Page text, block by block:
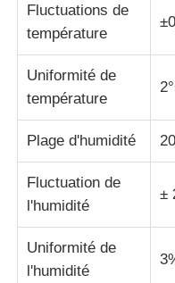
machine d'essai de
Contrôleur de la
appareil de contrôle
Fluctuations de
température
Uniformité de
température
Plage d'humidité
Fluctuation de
l'humidité
±
Uniformité de
l'humidité